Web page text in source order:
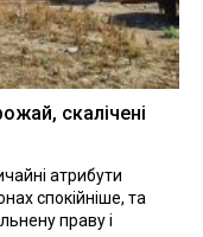
скалічені
атрибути
спокійніше, та
праву і